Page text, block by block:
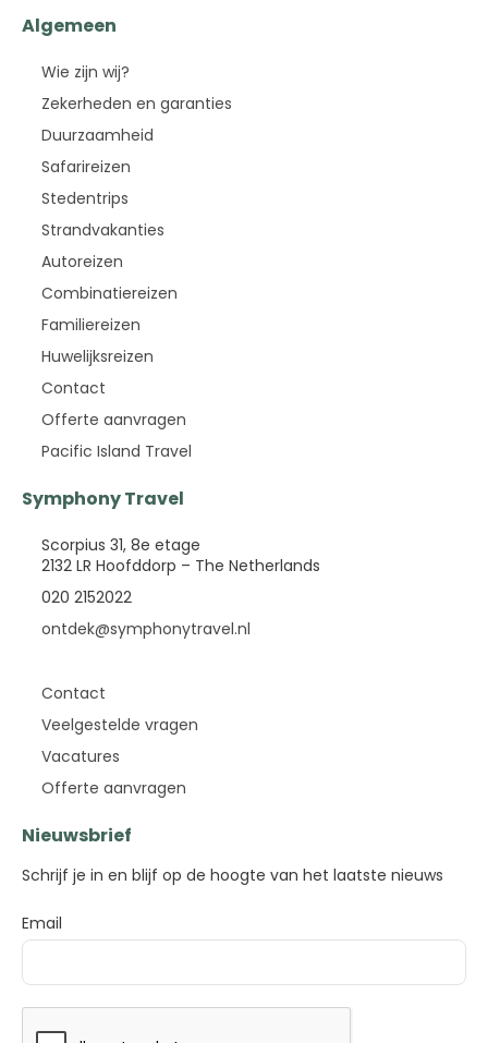
Algemeen
Wie zijn wij?
Zekerheden en garanties
Duurzaamheid
Safarireizen
Stedentrips
Strandvakanties
Autoreizen
Combinatiereizen
Familiereizen
Huwelijksreizen
Contact
Offerte aanvragen
Pacific Island Travel
Symphony Travel
Scorpius 31, 8e etage
2132 LR Hoofddorp – The Netherlands
020 2152022
ontdek@symphonytravel.nl
Contact
Veelgestelde vragen
Vacatures
Offerte aanvragen
Nieuwsbrief
Schrijf je in en blijf op de hoogte van het laatste nieuws
Email